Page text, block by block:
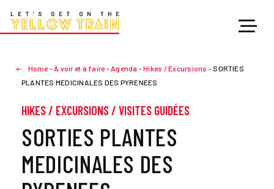
Home-À voir et à faire-Agenda -Hikes / Excursions -SORTIES
PLANTES MEDICINALES DES PYRENEES
HIKES / EXCURSIONS/ VISITES GUIDÉES
SORTIES PLANTES
MEDICINALES DES